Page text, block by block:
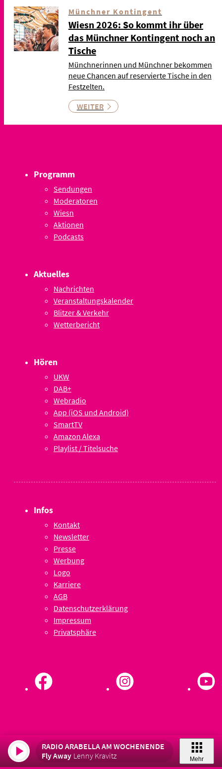
Münchner Kontingent
Wiesn 2026: So kommt ihr über
das Münchner Kontingent noch an
Tische
Münchnerinnen und Münchner bekommen
neue Chancen auf reservierte Tische in den
Festzelten.
WEITER
Programm
Sendungen
Moderatoren
Wiesn
Aktionen
Podcasts
Aktuelles
Nachrichten
Veranstaltungskalender
Blitzer & Verkehr
Wetterbericht
Hören
UKW
DAB+
Webradio
App (iOS und Android)
SmartTV
Amazon Alexa
Playlist / Titelsuche
Infos
Kontakt
Newsletter
Presse
Werbung
Logo
Karriere
AGB
Datenschutzerklärung
Impressum
Privatsphäre
RADIO ARABELLA AM WOCHENENDE
Fly Away Lenny Kravitz Mehr